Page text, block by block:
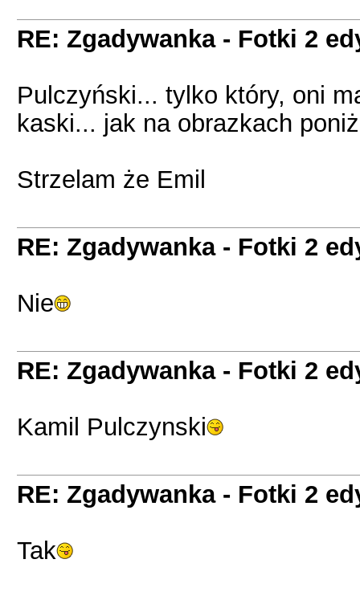
RE: Zgadywanka - Fotki 2
Pulczyński... tylko który, oni
kaski... jak na obrazkach
Strzelam że Emil
RE: Zgadywanka - Fotki 2
Nie
RE: Zgadywanka - Fotki 2
Kamil Pulczynski
RE: Zgadywanka - Fotki 2
Tak